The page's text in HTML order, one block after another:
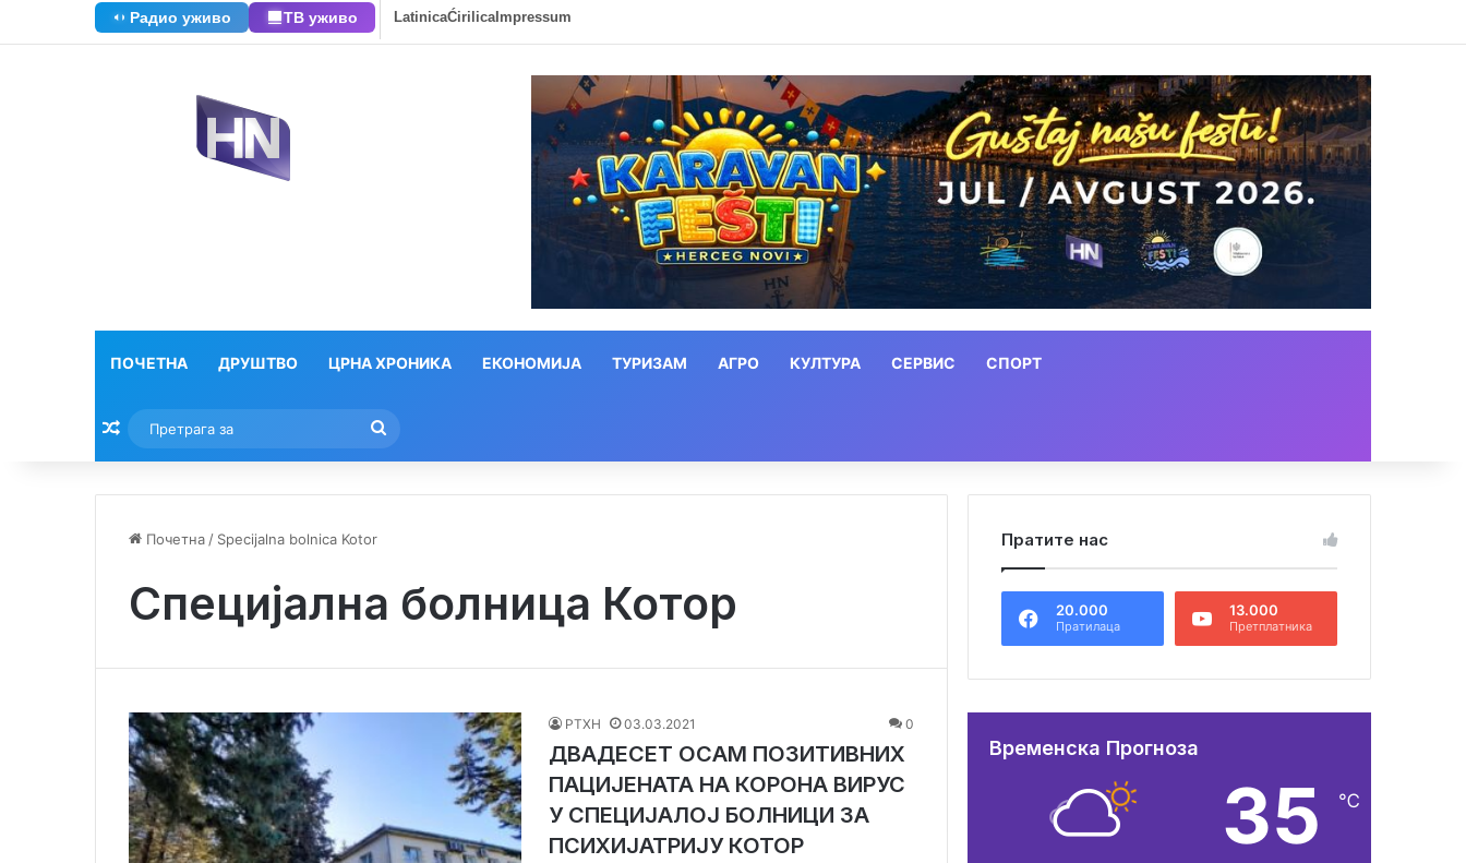
Радио уживо ТВ уживо LatinicaĆirilicaImpressum
ПОЧЕТНА ДРУШТВО ЦРНА ХРОНИКА ЕКОНОМИЈА ТУРИЗАМ АГРО КУЛТУРА СЕРВИС СПОРТ
Насумични текстови
за
Почетна / Specijalna bolnica Kotor
Специјална болница Котор
РТХН 03.03.2021 0
ДВАДЕСЕТ ОСАМ ПОЗИТИВНИХ
ПАЦИЈЕНАТА НА КОРОНА ВИРУС
У СПЕЦИЈАЛОЈ БОЛНИЦИ ЗА
ПСИХИЈАТРИЈУ КОТОР
Пратите нас
20.000
Пратилаца
13.000
Претплатника
Временска Прогноза
35 ℃